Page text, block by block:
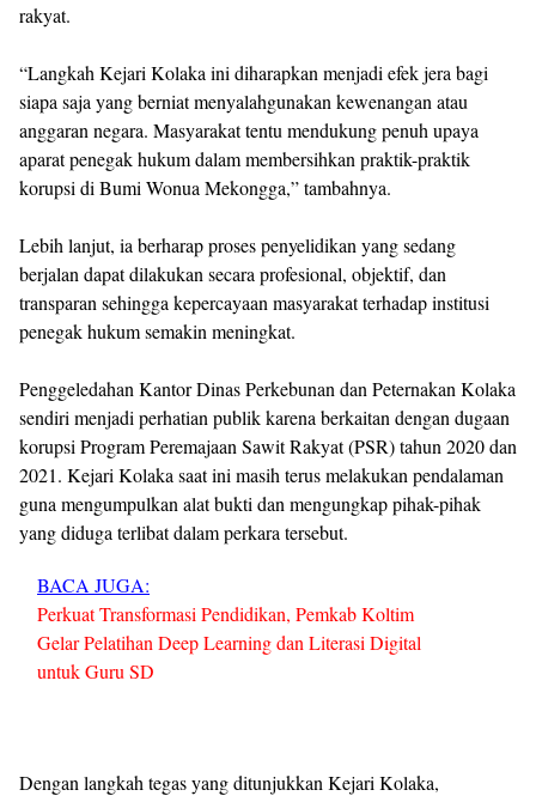
rakyat.
“Langkah Kejari Kolaka ini diharapkan menjadi efek jera bagi
siapa saja yang berniat menyalahgunakan kewenangan atau
anggaran negara. Masyarakat tentu mendukung penuh upaya
aparat penegak hukum dalam membersihkan praktik-praktik
korupsi di Bumi Wonua Mekongga,” tambahnya.
Lebih lanjut, ia berharap proses penyelidikan yang sedang
berjalan dapat dilakukan secara profesional, objektif, dan
transparan sehingga kepercayaan masyarakat terhadap institusi
penegak hukum semakin meningkat.
Penggeledahan Kantor Dinas Perkebunan dan Peternakan Kolaka
sendiri menjadi perhatian publik karena berkaitan dengan dugaan
korupsi Program Peremajaan Sawit Rakyat (PSR) tahun 2020 dan
2021. Kejari Kolaka saat ini masih terus melakukan pendalaman
guna mengumpulkan alat bukti dan mengungkap pihak-pihak
yang diduga terlibat dalam perkara tersebut.
BACA JUGA:
Perkuat Transformasi Pendidikan, Pemkab Koltim
Gelar Pelatihan Deep Learning dan Literasi Digital
untuk Guru SD
Dengan langkah tegas yang ditunjukkan Kejari Kolaka,